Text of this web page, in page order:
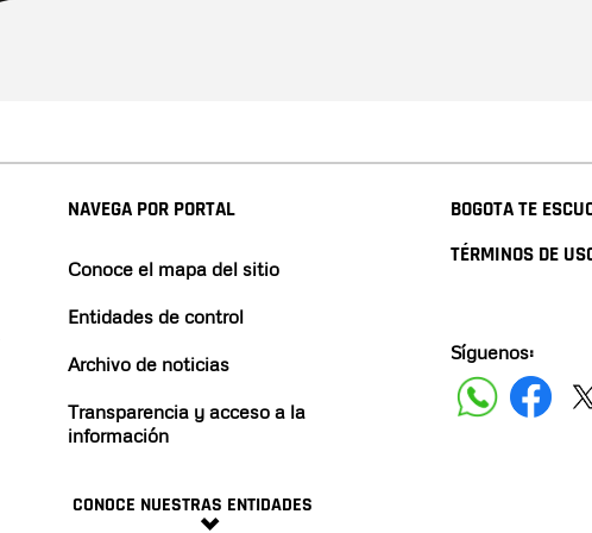
NAVEGA POR PORTAL
Conoce el mapa del sitio
Entidades de control
Archivo de noticias
Transparencia y acceso a la
información
CONOCE NUESTRAS ENTIDADES
BOGOTA TE
TÉRMINOS DE
Síguenos: